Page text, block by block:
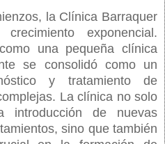
la Clínica Barraquer
exponencial.
una pequeña clínica
se consolidó como un
y tratamiento de
La clínica no solo
de nuevas
sino que también